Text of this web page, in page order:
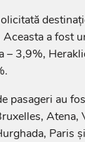
a fost
– 3,9%,
pasageri au
Atena,
Paris